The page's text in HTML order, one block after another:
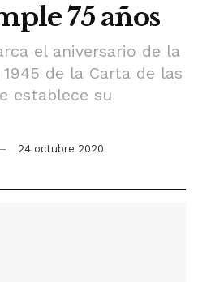
75 años
el aniversario de la
de la Carta de las
establece su
24 octubre 2020